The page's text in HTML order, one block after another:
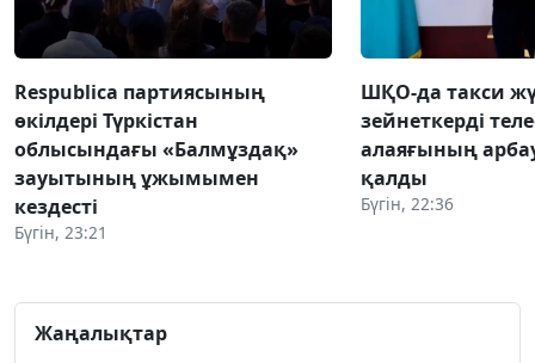
Respublica партиясының
өкілдері Түркістан
облысындағы «Балмұздақ»
зауытының ұжымымен
кездесті
Бүгін, 23:21
ШҚО-да такси
зейнеткерді
алаяғының
қалды
Бүгін, 22:36
Жаңалықтар